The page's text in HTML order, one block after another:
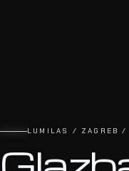
LUMILAS / ZAGREB /